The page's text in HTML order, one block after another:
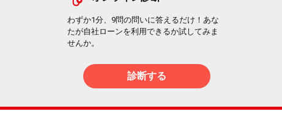
わずか1分、9問の問いに答えるだけ！あな
たが自社ローンを利用できるか試してみま
せんか。
診断する